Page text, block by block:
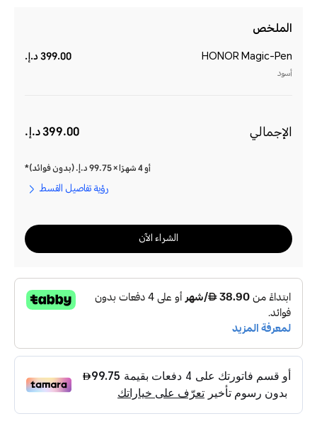
الملخص
HONOR Magic-Pen
أسود
399.00 د.إ.‏‏
الإجمالي 399.00 د.إ.‏‏
أو 4 شهرًا × 99.75 د.إ.‏‏ (بدون فوائد)*
رؤية تفاصيل القسط
الشراء الآن